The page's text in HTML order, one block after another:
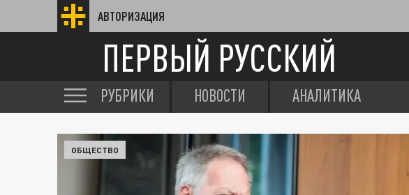
АВТОРИЗАЦИЯ
ПЕРВЫЙ РУССКИЙ
РУБРИКИ НОВОСТИ АНАЛИТИКА
ОБЩЕСТВО